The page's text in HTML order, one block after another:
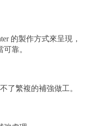
的製作方式來呈現，
靠。
了繁複的補強做工。